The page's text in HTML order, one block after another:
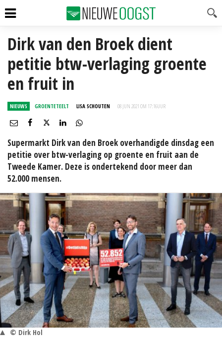
Dirk van den Broek dient
petitie btw-verlaging groente
en fruit in
NIEUWS GROENTETEELT LISA SCHOUTEN 08 JUN 2021 OM 17:16UUR
Supermarkt Dirk van den Broek overhandigde dinsdag een
petitie over btw-verlaging op groente en fruit aan de
Tweede Kamer. Deze is ondertekend door meer dan
52.000 mensen.
© Dirk Hol